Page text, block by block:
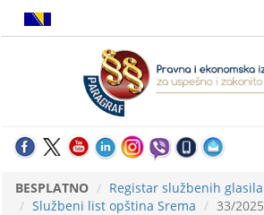
BESPLATNO
Registar službenih glasila
Službeni list opština Srema
33/2025